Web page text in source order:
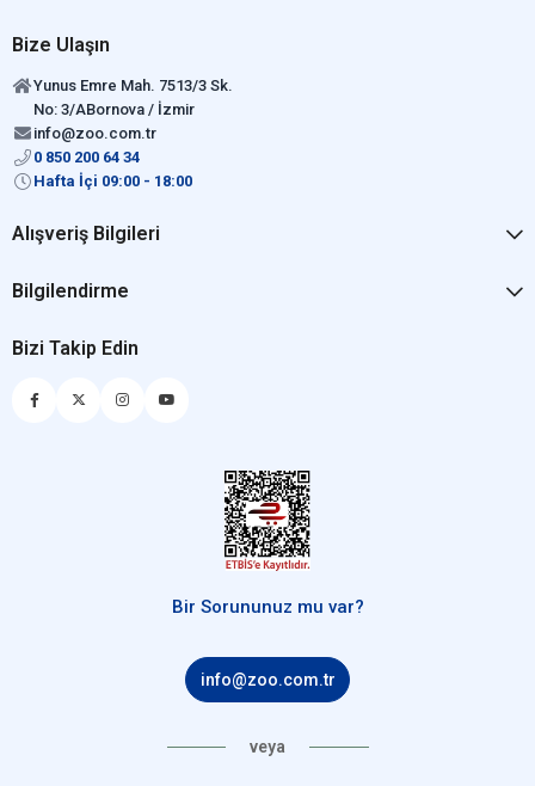
Bize Ulaşın
Yunus Emre Mah. 7513/3 Sk.
No: 3/ABornova / İzmir
info@zoo.com.tr
0 850 200 64 34
Hafta İçi 09:00 - 18:00
Alışveriş Bilgileri
Bilgilendirme
Bizi Takip Edin
Bir Sorununuz mu var?
info@zoo.com.tr
veya